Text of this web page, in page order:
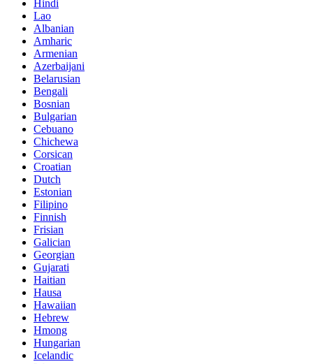
Hindi
Lao
Albanian
Amharic
Armenian
Azerbaijani
Belarusian
Bengali
Bosnian
Bulgarian
Cebuano
Chichewa
Corsican
Croatian
Dutch
Estonian
Filipino
Finnish
Frisian
Galician
Georgian
Gujarati
Haitian
Hausa
Hawaiian
Hebrew
Hmong
Hungarian
Icelandic